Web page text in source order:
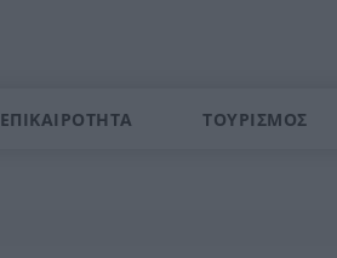
ΕΠΙΚΑΙΡΟΤΗΤΑ ΤΟΥΡΙΣΜΟΣ